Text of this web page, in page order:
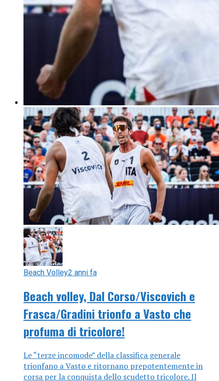
Beach Volley2 anni fa
Beach volley, Dal Corso/Viscovich e
Frasca/Gradini trionfo a Vasto che
profuma di tricolore!
Le “terze incomode” della classifica generale
trionfano a Vasto e ritornano prepotentemente in
corsa per la conquista dello scudetto tricolore. Il